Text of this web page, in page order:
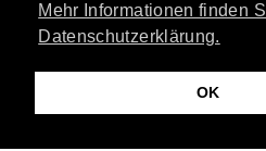
Mehr Informationen finden
Datenschutzerklärung.
OK